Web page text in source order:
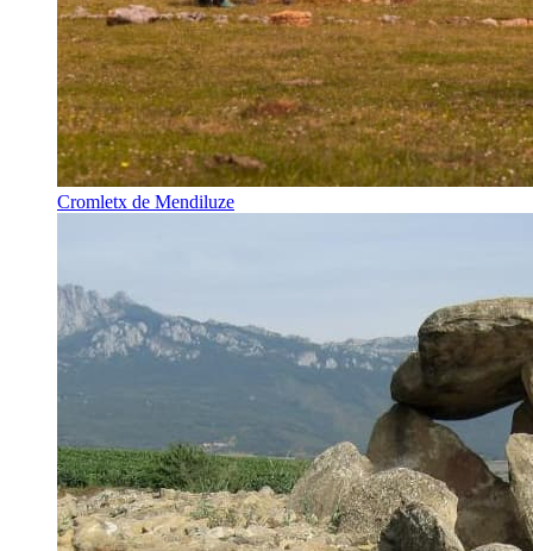
Cromletx de Mendiluze